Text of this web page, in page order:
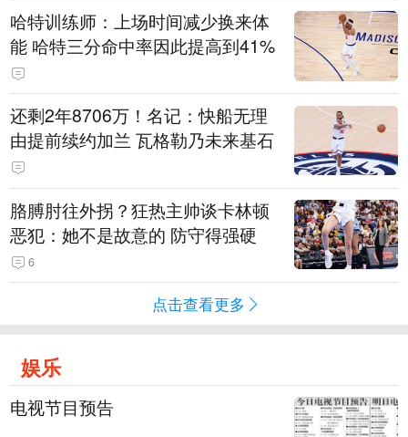
哈特训练师：上场时间减少换来体
能 哈特三分命中率因此提高到41%
还剩2年8706万！名记：快船无理
由提前续约加兰 瓦格勒乃未来基石
胳膊肘往外拐？狂热主帅谈卡林顿
恶犯：她不是故意的 防守得强硬
6
点击查看更多
娱乐
电视节目预告